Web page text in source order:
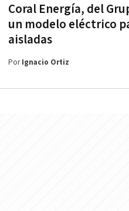
Coral Energía, del
un modelo eléctrico
aisladas
PorIgnacio Ortiz